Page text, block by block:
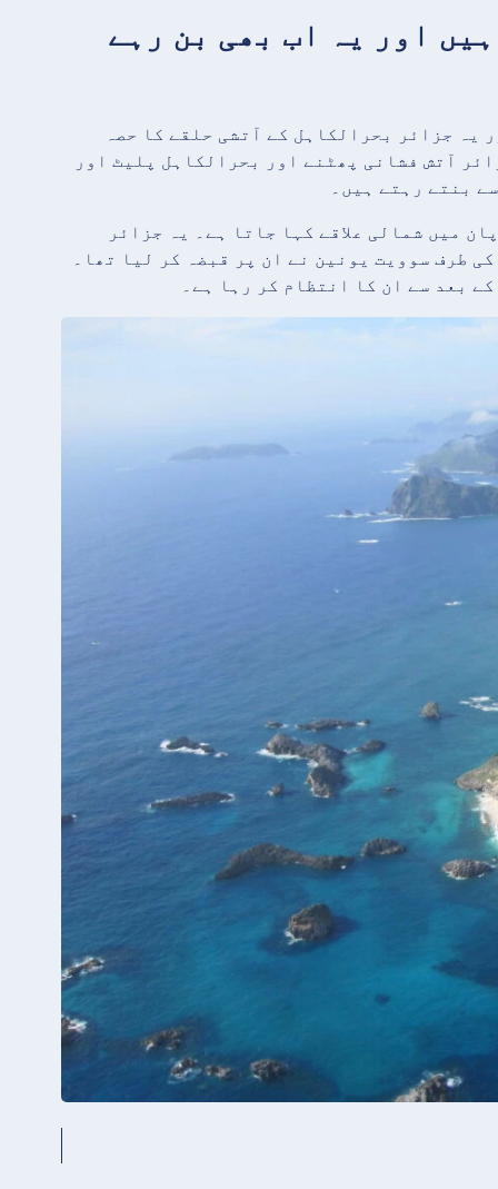
میں تقریباً 7,000 جزائر ہیں اور یہ اب بھی بن رہے
جزائر پر مشتمل ہے، اور یہ جزائر بحرالکاہل کے آتشی حلقے کا حصہ
آتش فشانی پھٹنے اور بحرالکاہل پلیٹ اور
بنتے رہتے ہیں۔
میں شمالی علاقے کہا جاتا ہے۔ یہ جزائر
طرف سوویت یونین نے ان پر قبضہ کر لیا تھا۔
بعد سے ان کا انتظام کر رہا ہے۔